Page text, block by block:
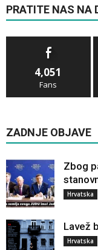
PRATITE NAS NA
4,051
Fans
ZADNJE OBJAVE
Zbog
Hrvatska
Lavež
Hrvatska